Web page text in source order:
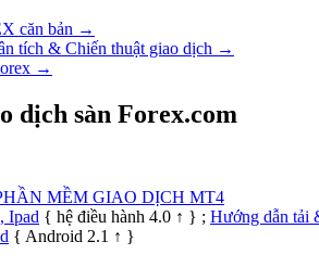
căn bản →
tích & Chiến thuật giao dịch →
→
dịch sàn Forex.com
MỀM GIAO DỊCH MT4
Ipad { hệ điều hành 4.0 ↑ } ; Hướng dẫn tải
{ Android 2.1 ↑ }